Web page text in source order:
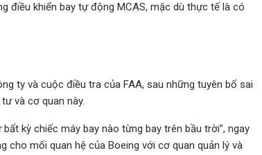
điều khiển bay tự động MCAS, mặc dù thực tế là có
ty và cuộc điều tra của FAA, sau những tuyên bố sai
và cơ quan này.
kỳ chiếc máy bay nào từng bay trên bầu trời”, ngay
cho mối quan hệ của Boeing với cơ quan quản lý và